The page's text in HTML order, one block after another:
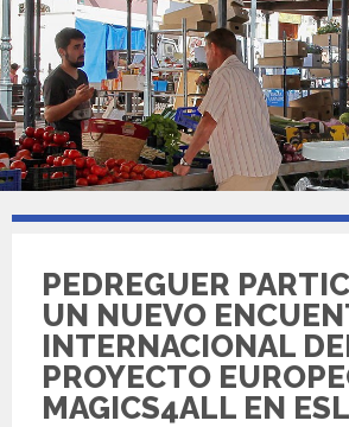
PEDREGUER
UN NUEVO
INTERNACIONAL
PROYECTO
MAGICS4ALL EN